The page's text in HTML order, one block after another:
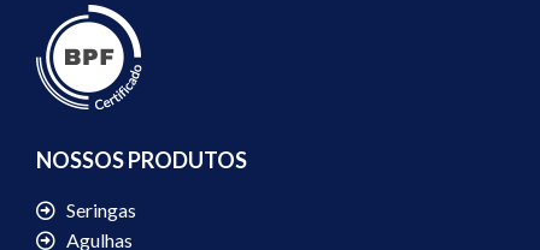
NOSSOS PRODUTOS
Seringas
Agulhas